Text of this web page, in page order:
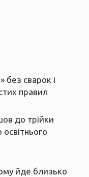
без сварок і
правил
до трійки
освітнього
йде близько